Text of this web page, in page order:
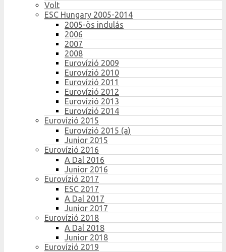
Volt
ESC Hungary 2005-2014
2005-ös indulás
2006
2007
2008
Eurovízió 2009
Eurovízió 2010
Eurovízió 2011
Eurovízió 2012
Eurovízió 2013
Eurovízió 2014
Eurovízió 2015
Eurovízió 2015 (a)
Junior 2015
Eurovízió 2016
A Dal 2016
Junior 2016
Eurovízió 2017
ESC 2017
A Dal 2017
Junior 2017
Eurovízió 2018
A Dal 2018
Junior 2018
Eurovízió 2019